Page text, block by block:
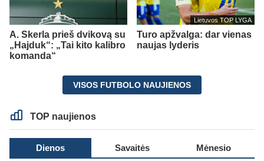
A. Skerla prieš dvikovą su
„Hajduk“: „Tai kito kalibro
komanda“
Lietuvos TOP LYGA
Turo apžvalga: dar vienas
naujas lyderis
VISOS FUTBOLO NAUJIENOS
TOP naujienos
Dienos Savaitės Mėnesio